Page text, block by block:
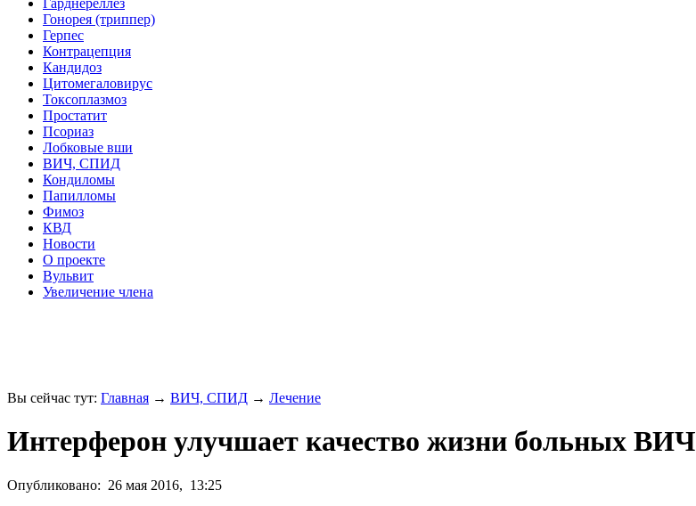
Гарднереллёз
Гонорея (триппер)
Герпес
Контрацепция
Кандидоз
Цитомегаловирус
Токсоплазмоз
Простатит
Псориаз
Лобковые вши
ВИЧ, СПИД
Кондиломы
Папилломы
Фимоз
КВД
Новости
О проекте
Вульвит
Увеличение члена
Вы сейчас тут: Главная → ВИЧ, СПИД → Лечение
Интерферон улучшает качество жизни больных ВИЧ
Опубликовано: 26 мая 2016, 13:25